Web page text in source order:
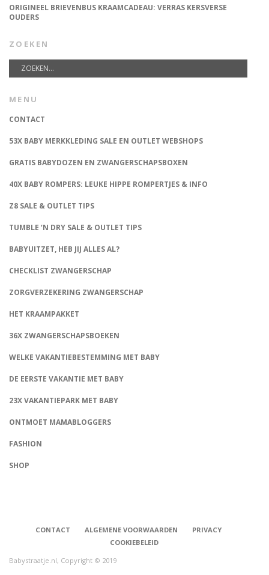
ORIGINEEL BRIEVENBUS KRAAMCADEAU: VERRAS KERSVERSE
OUDERS
ZOEKEN
MENU
CONTACT
53X BABY MERKKLEDING SALE EN OUTLET WEBSHOPS
GRATIS BABYDOZEN EN ZWANGERSCHAPSBOXEN
40X BABY ROMPERS: LEUKE HIPPE ROMPERTJES & INFO
Z8 SALE & OUTLET TIPS
TUMBLE ‘N DRY SALE & OUTLET TIPS
BABYUITZET, HEB JIJ ALLES AL?
CHECKLIST ZWANGERSCHAP
ZORGVERZEKERING ZWANGERSCHAP
HET KRAAMPAKKET
36X ZWANGERSCHAPSBOEKEN
WELKE VAKANTIEBESTEMMING MET BABY
DE EERSTE VAKANTIE MET BABY
23X VAKANTIEPARK MET BABY
ONTMOET MAMABLOGGERS
FASHION
SHOP
CONTACT ALGEMENE VOORWAARDEN
PRIVACY
COOKIEBELEID
Babystraatje.nl, Copyright © 2019